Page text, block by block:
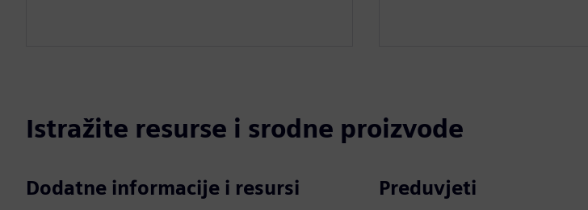
Istražite resurse i srodne proizvode
Dodatne informacije i resursi Preduvjeti